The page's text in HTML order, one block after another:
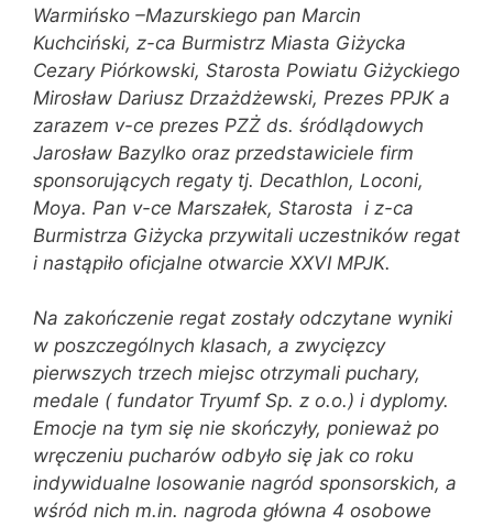
Warmińsko –Mazurskiego pan Marcin
Kuchciński, z-ca Burmistrz Miasta Giżycka
Cezary Piórkowski, Starosta Powiatu Giżyckiego
Mirosław Dariusz Drzażdżewski, Prezes PPJK a
zarazem v-ce prezes PZŻ ds. śródlądowych
Jarosław Bazylko oraz przedstawiciele firm
sponsorujących regaty tj. Decathlon, Loconi,
Moya. Pan v-ce Marszałek, Starosta i z-ca
Burmistrza Giżycka przywitali uczestników regat
i nastąpiło oficjalne otwarcie XXVI MPJK.
Na zakończenie regat zostały odczytane wyniki
w poszczególnych klasach, a zwycięzcy
pierwszych trzech miejsc otrzymali puchary,
medale ( fundator Tryumf Sp. z o.o.) i dyplomy.
Emocje na tym się nie skończyły, ponieważ po
wręczeniu pucharów odbyło się jak co roku
indywidualne losowanie nagród sponsorskich, a
wśród nich m.in. nagroda główna 4 osobowe